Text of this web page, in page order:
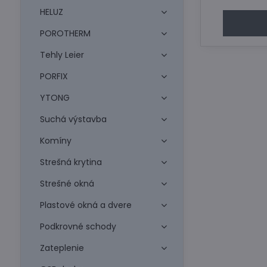
HELUZ
POROTHERM
Tehly Leier
PORFIX
YTONG
Suchá výstavba
Komíny
Strešná krytina
Strešné okná
Plastové okná a dvere
Podkrovné schody
Zateplenie